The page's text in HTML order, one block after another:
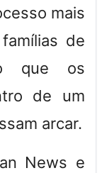
mais
de
que os
de um
arcar.
News e